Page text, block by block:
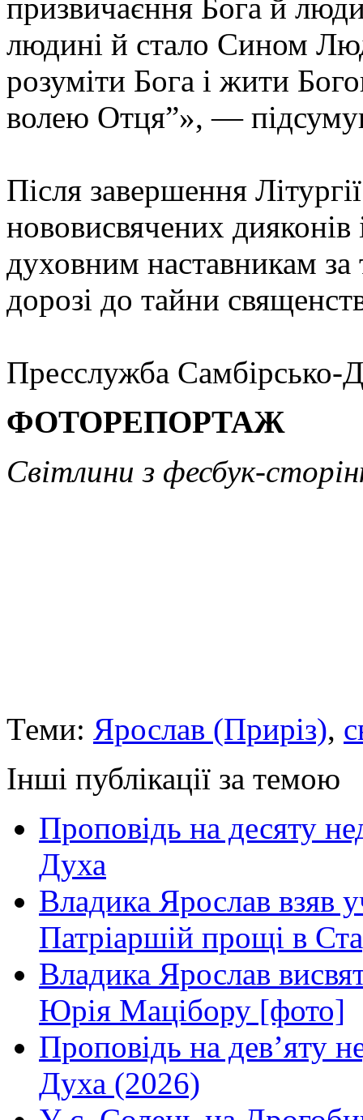
призвичаєння Бога й
людині й стало Сином
розуміти Бога і жити
волею Отця”», —
Після завершення
нововисвячених дияконів
духовним наставникам
дорозі до тайни
Пресслужба Самбірсько-
ФОТОРЕПОРТАЖ
Світлини з фесбук-
Теми: Ярослав (Приріз),
Інші публікації за темою
Проповідь на десяту
Духа
Владика Ярослав взяв
Патріаршій прощі в
Владика Ярослав
Юрія Мацібору [фото]
Проповідь на дев’яту
Духа (2026)